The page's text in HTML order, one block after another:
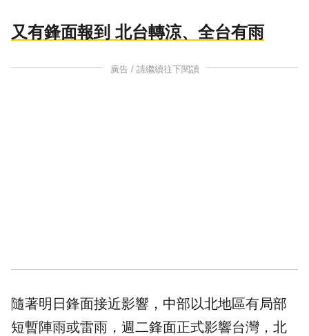
又有鋒面報到 北台轉涼、全台有雨
廣告 / 請繼續往下閱讀
隨著明日鋒面接近影響，中部以北地區有局部
短暫陣雨或雷雨，週二鋒面正式影響台灣，北